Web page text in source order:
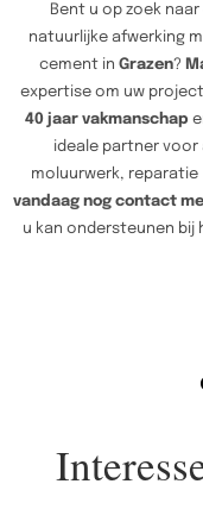
Bent u op zoek naar
natuurlijke afwerking
cement in Grazen?
expertise om uw
40 jaar vakmanschap
ideale partner voor
moluurwerk,
vandaag nog contact
u kan ondersteunen bij